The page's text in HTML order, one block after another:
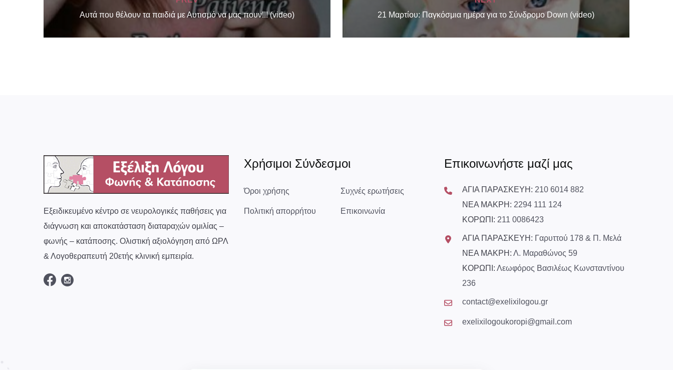
Αυτά που θέλουν τα παιδιά με Αυτισμό να μας πουν!!! (video)
21 Μαρτίου: Παγκόσμια ημέρα για το Σύνδρομο Down (video)
Εξειδικευμένο κέντρο σε νευρολογικές παθήσεις για
διάγνωση και αποκατάσταση διαταραχών ομιλίας –
φωνής – κατάποσης. Ολιστική αξιολόγηση από ΩΡΛ
& Λογοθεραπευτή 20ετής κλινική εμπειρία.
Χρήσιμοι Σύνδεσμοι
Όροι χρήσης
Πολιτική απορρήτου
Συχνές ερωτήσεις
Επικοινωνία
Επικοινωνήστε μαζί μας
ΑΓΙΑ ΠΑΡΑΣΚΕΥΗ: 210 6014 882
ΝΕΑ ΜΑΚΡΗ: 2294 111 124
ΚΟΡΩΠΙ: 211 0086423
ΑΓΙΑ ΠΑΡΑΣΚΕΥΗ: Γαρυττού 178 & Π. Μελά
ΝΕΑ ΜΑΚΡΗ: Λ. Μαραθώνος 59
ΚΟΡΩΠΙ: Λεωφόρος Βασιλέως Κωνσταντίνου
236
contact@exelixilogou.gr
exelixilogoukoropi@gmail.com